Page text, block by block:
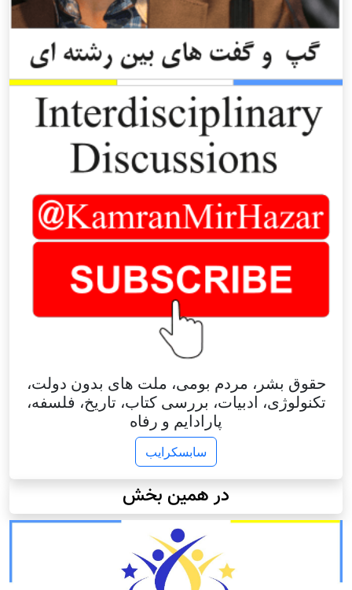
حقوق بشر، مردم بومی، ملت های بدون دولت،
تکنولوژی، ادبیات، بررسی کتاب، تاریخ، فلسفه،
پارادایم و رفاه
سابسکرایب
در همین بخش